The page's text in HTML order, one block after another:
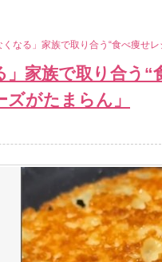
くなる」家族で取り合う“食べ痩せ
」家族で取り合う
ズがたまらん」